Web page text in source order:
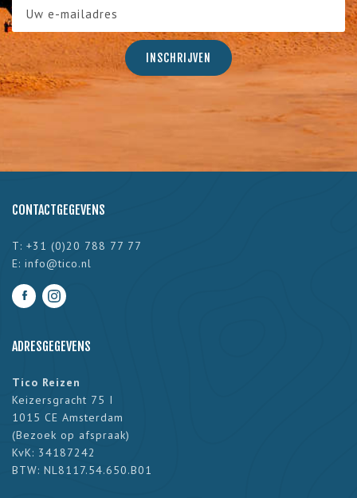
CONTACTGEGEVENS
T: +31 (0)20 788 77 77
E: info@tico.nl
ADRESGEGEVENS
Tico Reizen
Keizersgracht 75 I
1015 CE Amsterdam
(Bezoek op afspraak)
KvK: 34187242
BTW: NL8117.54.650.B01